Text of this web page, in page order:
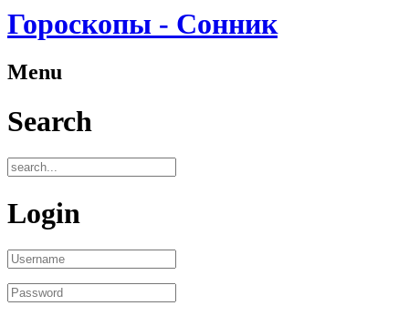
Гороскопы - Сонник
Menu
Search
Login